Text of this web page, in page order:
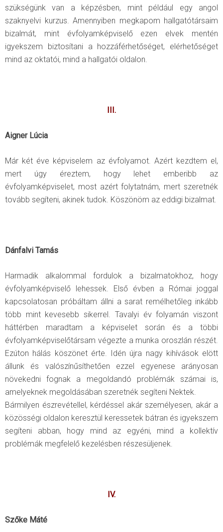
szükségünk van a képzésben, mint például egy angol
szaknyelvi kurzus. Amennyiben megkapom hallgatótársaim
bizalmát, mint évfolyamképviselő ezen elvek mentén
igyekszem biztosítani a hozzáférhetőséget, elérhetőséget
mind az oktatói, mind a hallgatói oldalon.
III.
Aigner Lúcia
Már két éve képviselem az évfolyamot. Azért kezdtem el,
mert úgy éreztem, hogy lehet emberibb az
évfolyamképviselet, most azért folytatnám, mert szeretnék
tovább segíteni, akinek tudok. Köszönöm az eddigi bizalmat.
Dánfalvi Tamás
Harmadik alkalommal fordulok a bizalmatokhoz, hogy
évfolyamképviselő lehessek. Első évben a Római joggal
kapcsolatosan próbáltam állni a sarat remélhetőleg inkább
több mint kevesebb sikerrel. Tavalyi év folyamán viszont
háttérben maradtam a képviselet során és a többi
évfolyamképviselőtársam végezte a munka oroszlán részét.
Ezúton hálás köszönet érte. Idén újra nagy kihívások elött
állunk és valószínűsíthetően ezzel egyenese arányosan
növekedni fognak a megoldandó problémák számai is,
amelyeknek megoldásában szeretnék segíteni Nektek.
Bármilyen észrevétellel, kérdéssel akár személyesen, akár a
közösségi oldalon keresztül keressetek bátran és igyekszem
segíteni abban, hogy mind az egyéni, mind a kollektív
problémák megfelelő kezelésben részesüljenek.
IV.
Szőke Máté